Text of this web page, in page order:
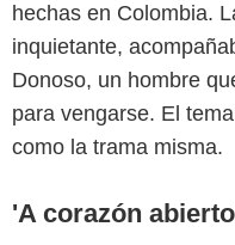
hechas en Colombia.
inquietante,
Donoso, un hombre
para vengarse. El
como la trama misma.
'A corazón